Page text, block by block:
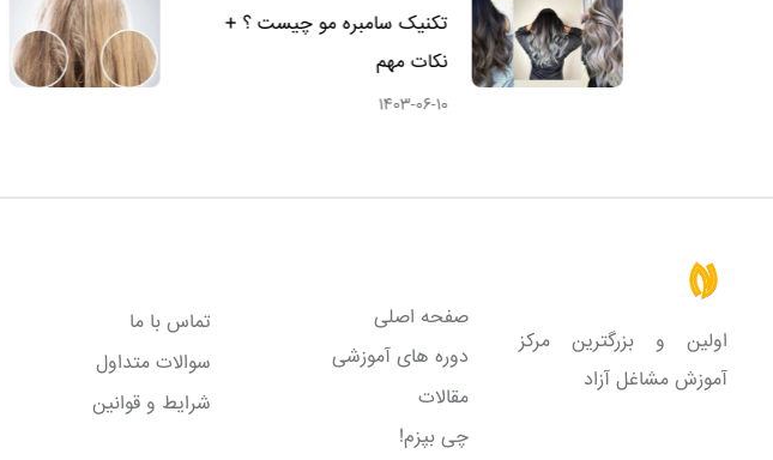
تکنیک سامبره مو چیست ؟ +
نکات مهم
1403-06-10
اولین و بزرگترین مرکز
آموزش مشاغل آزاد
صفحه اصلی
دوره های آموزشی
مقالات
چی بپزم!
تماس با ما
سوالات متداول
شرایط و قوانین